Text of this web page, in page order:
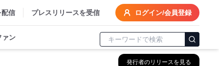
配信 プレスリリースを受信 ログイン/会員登録
ァン
発行者のリリースを見る